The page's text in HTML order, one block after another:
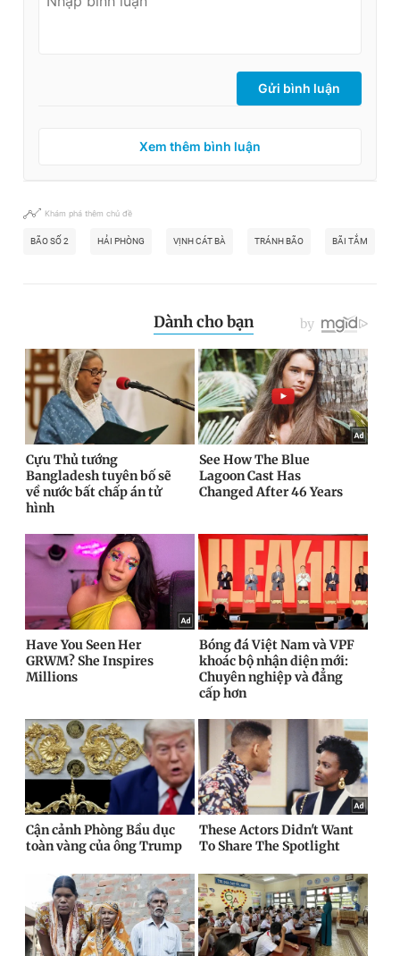
Gửi bình luận
Xem thêm bình luận
Khám phá thêm chủ đề
BÃO SỐ 2 HẢI PHÒNG VỊNH CÁT BÀ TRÁNH BÃO BÃI TẮM